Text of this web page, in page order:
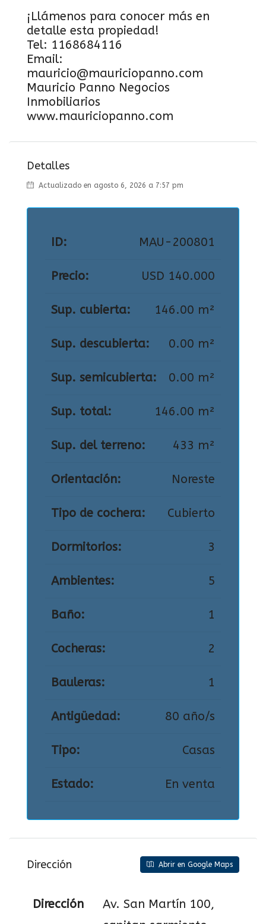
¡Llámenos para conocer más en
detalle esta propiedad!
Tel: 1168684116
Email:
mauricio@mauriciopanno.com
Mauricio Panno Negocios
Inmobiliarios
www.mauriciopanno.com
Detalles
Actualizado en agosto 6, 2026 a 7:57 pm
ID: MAU-200801
Precio: USD 140.000
Sup. cubierta: 146.00 m²
Sup. descubierta: 0.00 m²
Sup. semicubierta: 0.00 m²
Sup. total: 146.00 m²
Sup. del terreno: 433 m²
Orientación: Noreste
Tipo de cochera: Cubierto
Dormitorios: 3
Ambientes: 5
Baño: 1
Cocheras: 2
Bauleras: 1
Antigüedad: 80 año/s
Tipo: Casas
Estado: En venta
Dirección Abrir en Google Maps
Dirección
Av. San Martín 100,